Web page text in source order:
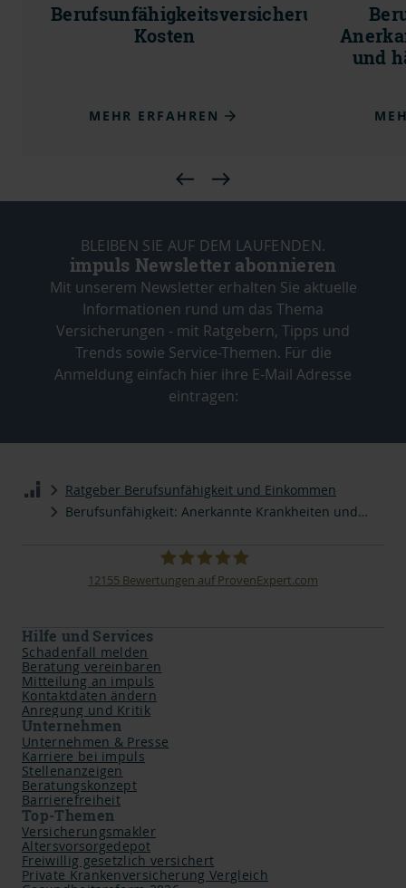
Berufsunfähigkeitsversicherung
Kosten
MEHR ERFAHREN
und
BLEIBEN SIE AUF DEM LAUFENDEN.
impuls Newsletter abonnieren
Mit unserem Newsletter erhalten Sie aktuelle
Informationen rund um das Thema
Versicherungen - mit Ratgebern, Tipps und
Trends sowie Service-Themen. Für die
Anmeldung einfach hier ihre E-Mail Adresse
eintragen:
Ratgeber Berufsunfähigkeit und Einkommen
Berufsunfähigkeit: Anerkannte Krankheiten und häufige Ursachen
12155 Bewertungen auf ProvenExpert.com
Hilfe und Services
Schadenfall melden
Beratung vereinbaren
Mitteilung an impuls
Kontaktdaten ändern
Anregung und Kritik
Unternehmen
Unternehmen & Presse
Karriere bei impuls
Stellenanzeigen
Beratungskonzept
Barrierefreiheit
Top-Themen
Versicherungsmakler
Altersvorsorgedepot
Freiwillig gesetzlich versichert
Private Krankenversicherung Vergleich